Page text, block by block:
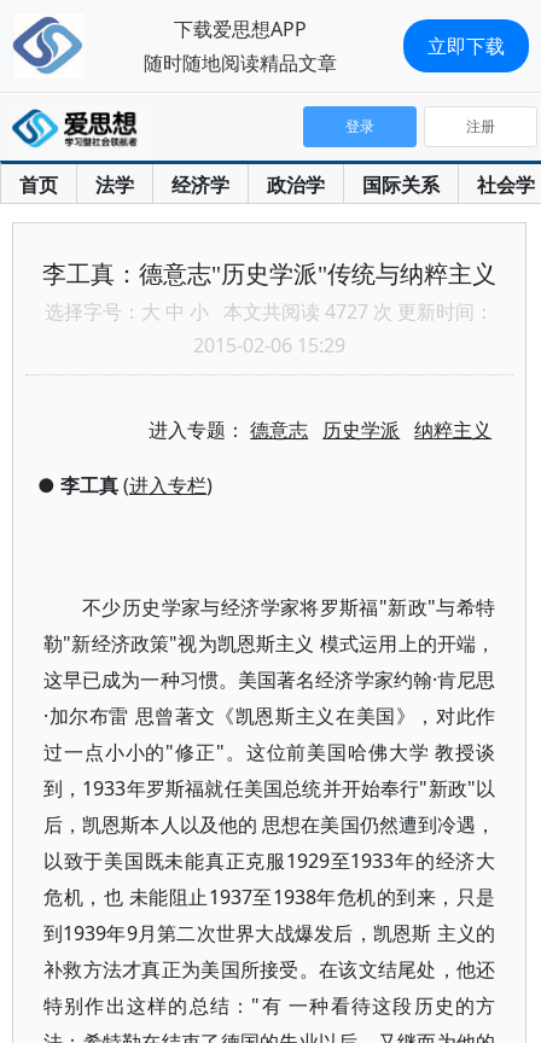
首页 法学 经济学 政治学 国际关系 社会学
登录 注册
李工真：德意志"历史学派"传统与纳粹主义
选择字号： 大 中 小 本文共阅读 4727 次 更新时间：
2015-02-06 15:29
进入专题：德意志 历史学派 纳粹主义
● 李工真(进入专栏)
不少历史学家与经济学家将罗斯福"新政"与希特
勒"新经济政策"视为凯恩斯主义 模式运用上的开端，
这早已成为一种习惯。美国著名经济学家约翰·肯尼思
·加尔布雷 思曾著文《凯恩斯主义在美国》，对此作
过一点小小的"修正"。这位前美国哈佛大学 教授谈
到，1933年罗斯福就任美国总统并开始奉行"新政"以
后，凯恩斯本人以及他的 思想在美国仍然遭到冷遇，
以致于美国既未能真正克服1929至1933年的经济大
危机，也 未能阻止1937至1938年危机的到来，只是
到1939年9月第二次世界大战爆发后，凯恩斯 主义的
补救方法才真正为美国所接受。在该文结尾处，他还
特别作出这样的总结："有 一种看待这段历史的方
下载爱思想APP
随时随地阅读精品文章
立即下载